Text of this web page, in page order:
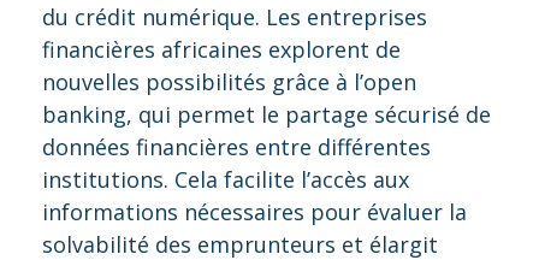
du crédit numérique. Les entreprises
financières africaines explorent de
nouvelles possibilités grâce à l’open
banking, qui permet le partage sécurisé de
données financières entre différentes
institutions. Cela facilite l’accès aux
informations nécessaires pour évaluer la
solvabilité des emprunteurs et élargit